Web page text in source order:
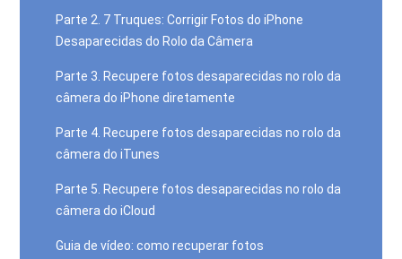
Parte 2. 7 Truques: Corrigir Fotos do iPhone
Desaparecidas do Rolo da Câmera
Parte 3. Recupere fotos desaparecidas no rolo da
câmera do iPhone diretamente
Parte 4. Recupere fotos desaparecidas no rolo da
câmera do iTunes
Parte 5. Recupere fotos desaparecidas no rolo da
câmera do iCloud
Guia de vídeo: como recuperar fotos